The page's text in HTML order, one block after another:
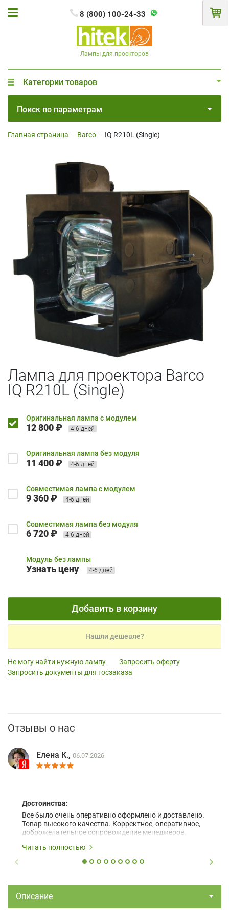
8 (800) 100-24-33
Лампы для проекторов
Категории товаров
Поиск по параметрам
Главная страница - Barco - IQ R210L (Single)
Лампа для проектора Barco
IQ R210L (Single)
Оригинальная лампа с модулем
12 800 ₽ 4-6 дней
Оригинальная лампа без модуля
11 400 ₽ 4-6 дней
Совместимая лампа с модулем
9 360 ₽ 4-6 дней
Совместимая лампа без модуля
6 720 ₽ 4-6 дней
Модуль без лампы
Узнать цену 4-6 дней
Добавить в корзину
Нашли дешевле?
Не могу найти нужную лампу
Запросить оферту
Запросить документы для госзаказа
Отзывы о нас
Елена К., 06.07.2026
Достоинства:
Все было очень оперативно оформлено и доставлено.
Товар высокого качества. Корректное, оперативное,
доброжелательное сопровождение менеджеров.
Читать полностью
Описание